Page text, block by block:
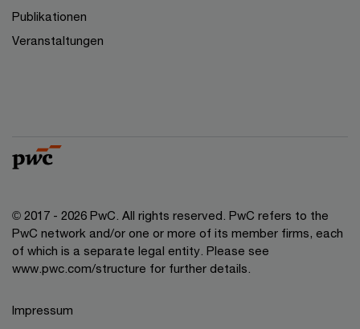
Publikationen
Veranstaltungen
© 2017 - 2026 PwC. All rights reserved. PwC refers to the
PwC network and/or one or more of its member firms, each
of which is a separate legal entity. Please see
www.pwc.com/structure for further details.
Impressum